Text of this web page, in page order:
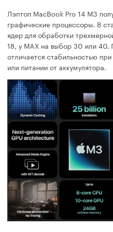
Лэптоп MacBook Pro 14 M3
графические процессоры. В
ядер для обработки
18, у MAX на выбор 30 или 40.
отличается стабильностью
или питании от аккумулятора.